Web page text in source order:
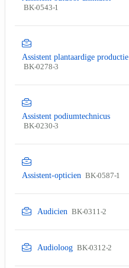
BK-0543-1
Assistent plantaardige productie
BK-0278-3
Assistent podiumtechnicus
BK-0230-3
Assistent-opticien BK-0587-1
Audicien BK-0311-2
Audioloog BK-0312-2